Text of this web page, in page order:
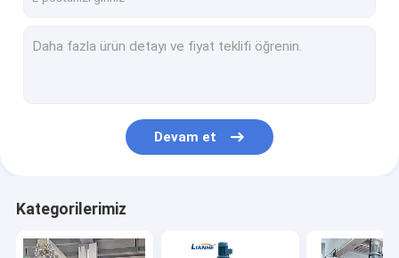
şişe etiketleme makinesi
Devam et
Kategorilerimiz